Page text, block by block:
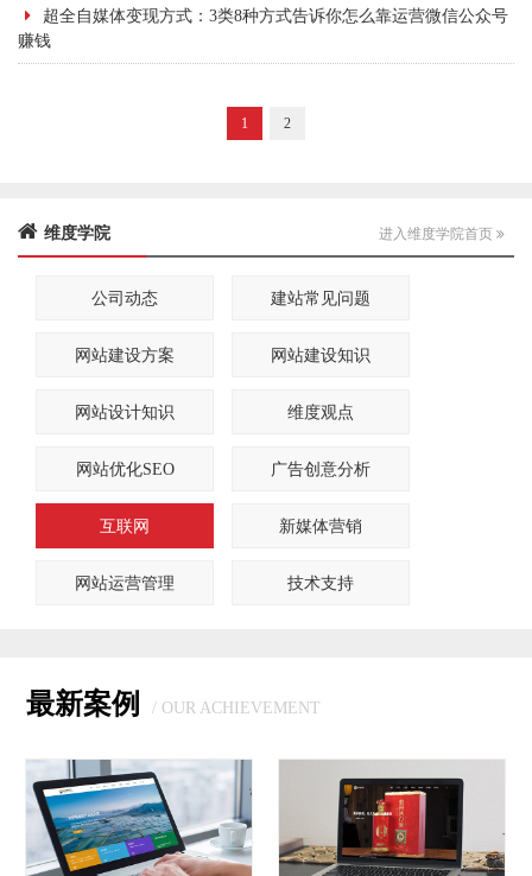
超全自媒体变现方式：3类8种方式告诉你怎么靠运营微信公众号
赚钱
1 2
进入维度学院首页
维度学院
公司动态 建站常见问题
网站建设方案 网站建设知识
网站设计知识 维度观点
网站优化SEO 广告创意分析
互联网 新媒体营销
网站运营管理 技术支持
最新案例 / OUR ACHIEVEMENT